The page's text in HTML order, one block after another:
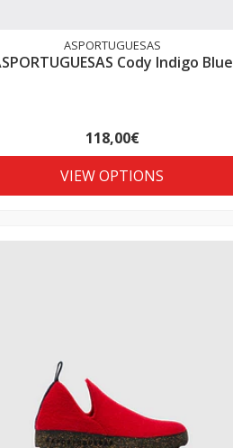
ASPORTUGUESAS
Cody Indigo Blue
118,00€
VIEW OPTIONS